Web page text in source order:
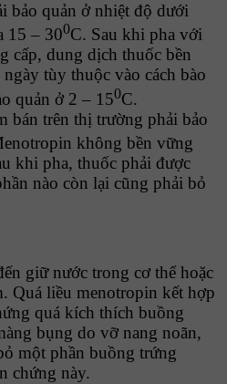
bảo quản ở nhiệt độ dưới
15 – 300C. Sau khi pha với
cấp, dung dịch thuốc bền
tùy thuộc vào cách bào
quản ở 2 – 150C.
bán trên thị trường phải bảo
không bền vững
khi pha, thuốc phải được
nào còn lại cũng phải bỏ
giữ nước trong cơ thể hoặc
Quá liều menotropin kết hợp
quá kích thích buồng
bụng do vỡ nang noãn,
một phần buồng trứng
chứng này.